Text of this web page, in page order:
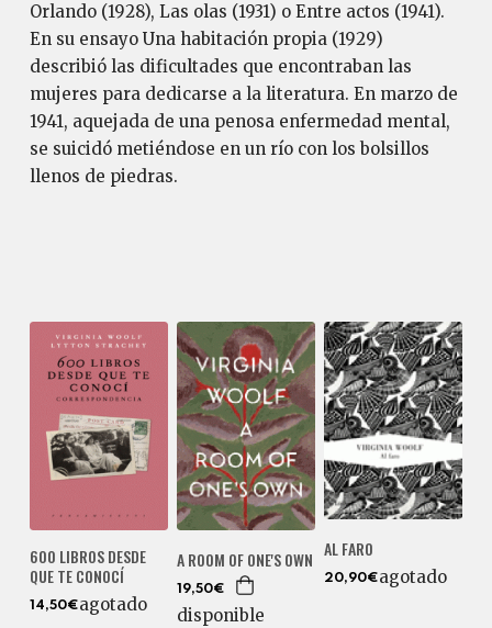
Orlando (1928), Las olas (1931) o Entre actos (1941).
En su ensayo Una habitación propia (1929)
describió las dificultades que encontraban las
mujeres para dedicarse a la literatura. En marzo de
1941, aquejada de una penosa enfermedad mental,
se suicidó metiéndose en un río con los bolsillos
llenos de piedras.
600 LIBROS DESDE
QUE TE CONOCÍ
14,50€agotado
A ROOM OF ONE'S OWN
19,50€
disponible
AL FARO
20,90€agotado